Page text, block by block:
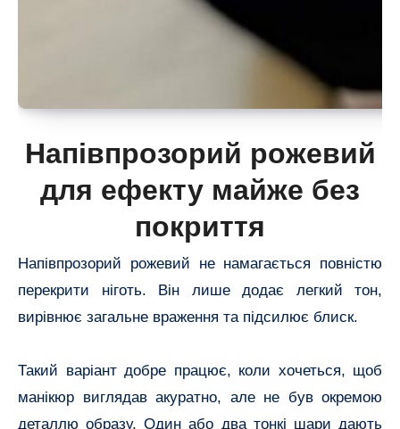
Напівпрозорий рожевий
для ефекту майже без
покриття
Напівпрозорий рожевий не намагається повністю
перекрити ніготь. Він лише додає легкий тон,
вирівнює загальне враження та підсилює блиск.
Такий варіант добре працює, коли хочеться, щоб
манікюр виглядав акуратно, але не був окремою
деталлю образу. Один або два тонкі шари дають